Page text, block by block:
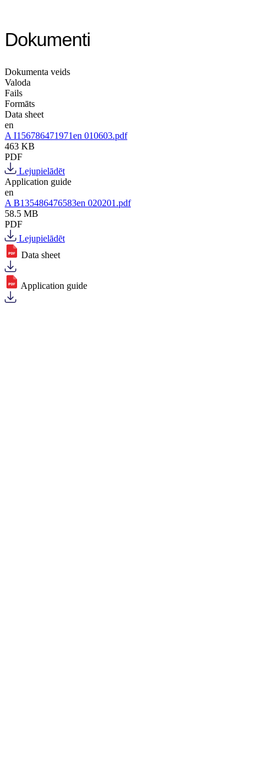
Dokumenti
Dokumenta veids
Valoda
Fails
Formāts
Data sheet
en
A I156786471971en 010603.pdf
463 KB
PDF
Lejupielādēt
Application guide
en
A B135486476583en 020201.pdf
58.5 MB
PDF
Lejupielādēt
Data sheet
Application guide